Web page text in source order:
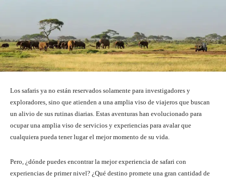
Los safaris ya no están reservados solamente para investigadores y
exploradores, sino que atienden a una amplia viso de viajeros que buscan
un alivio de sus rutinas diarias. Estas aventuras han evolucionado para
ocupar una amplia viso de servicios y experiencias para avalar que
cualquiera pueda tener lugar el mejor momento de su vida.
Pero, ¿dónde puedes encontrar la mejor experiencia de safari con
experiencias de primer nivel? ¿Qué destino promete una gran cantidad de